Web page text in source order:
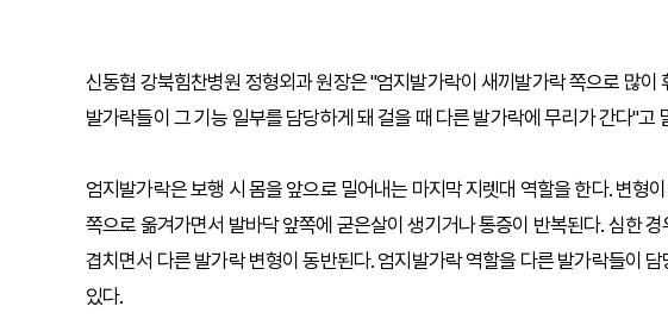
신동협 강북힘찬병원 정형외과 원장은 "엄지발가락이 새끼발가락 쪽으로 많이
발가락들이 그 기능 일부를 담당하게 돼 걸을 때 다른 발가락에 무리가 간다"고
엄지발가락은 보행 시 몸을 앞으로 밀어내는 마지막 지렛대 역할을 한다. 변형
쪽으로 옮겨가면서 발바닥 앞쪽에 굳은살이 생기거나 통증이 반복된다. 심한
겹치면서 다른 발가락 변형이 동반된다. 엄지발가락 역할을 다른 발가락들이
있다.